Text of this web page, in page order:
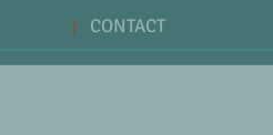
CONTACT